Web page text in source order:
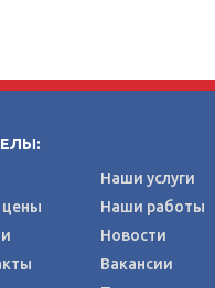
Наши услуги
Наши работы
Новости
Вакансии